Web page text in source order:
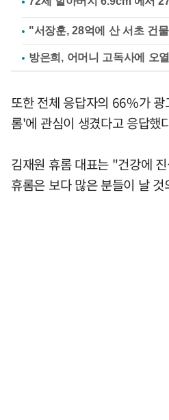
"서장훈, 28억에 산 서초 건
방은희, 어머니 고독사에 오
또한 전체 응답자의 66%가
롬'에 관심이 생겼다고 응답했
김재원 휴롬 대표는 "건강에
휴롬은 보다 많은 분들이 날